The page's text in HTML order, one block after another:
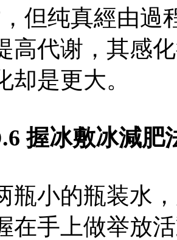
但纯真經由過
高代谢，其感
却是更大。
握冰敷冰減肥
瓶小的瓶装水
在手上做举放